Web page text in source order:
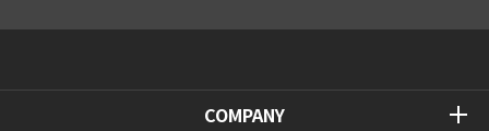
COMPANY